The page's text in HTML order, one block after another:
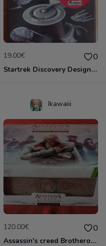
19.00€ 0
Startrek Discovery Designing Starships Neuf emballé
Ikawaiii
120.00€ 0
Assassin's creed Brotherood CODEX édition Neuf